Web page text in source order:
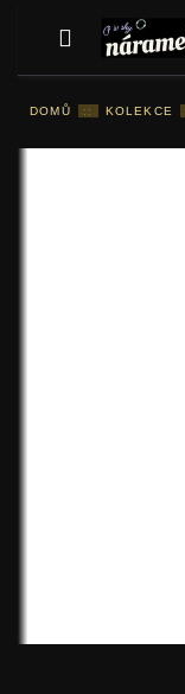
DOMŮ :: KOLEKCE